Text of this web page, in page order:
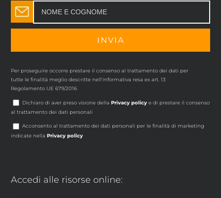
Per proseguire occorre prestare il consenso al trattamento dei dati per
tutte le finalità meglio descritte nell'informativa resa ex art. 13
Regolamento UE 679/2016
Dichiaro di aver preso visione dellaPrivacy policy e di prestare il consenso
al trattamento dei dati personali
Acconsento al trattamento dei dati personali per le finalità di marketing
indicate nellaPrivacy policy
Accedi alle risorse online: